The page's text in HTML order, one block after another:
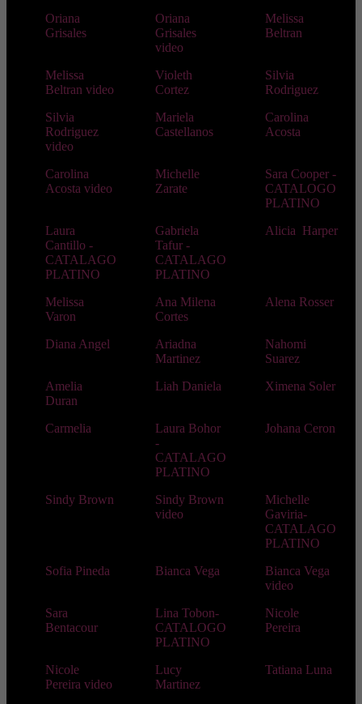
Oriana
Grisales
Oriana
Grisales
video
Melissa
Beltran
Melissa
Beltran video
Violeth
Cortez
Silvia
Rodriguez
Silvia
Rodriguez
video
Mariela
Castellanos
Carolina
Acosta
Carolina
Acosta video
Michelle
Zarate
Sara Cooper -
CATALOGO
PLATINO
Laura
Cantillo -
CATALAGO
PLATINO
Gabriela
Tafur -
CATALAGO
PLATINO
Alicia Harper
Melissa
Varon
Ana Milena
Cortes
Alena Rosser
Diana Angel
Ariadna
Martinez
Nahomi
Suarez
Amelia
Duran
Liah Daniela Ximena Soler
Carmelia
Laura Bohor
-
CATALAGO
PLATINO
Johana Ceron
Sindy Brown
Sindy Brown
video
Michelle
Gaviria-
CATALAGO
PLATINO
Sofia Pineda
Bianca Vega
Bianca Vega
video
Sara
Bentacour
Lina Tobon-
CATALOGO
PLATINO
Nicole
Pereira
Nicole
Pereira video
Lucy
Martinez
Tatiana Luna